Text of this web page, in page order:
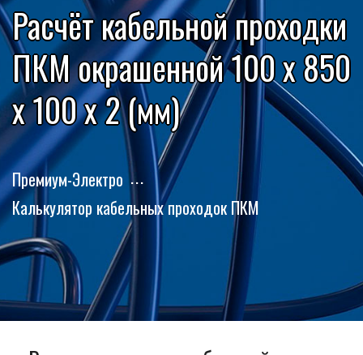
Расчёт кабельной проходки
ПКМ окрашенной 100 x 850
x 100 x 2 (мм)
Премиум-Электро
Калькулятор кабельных проходок ПКМ